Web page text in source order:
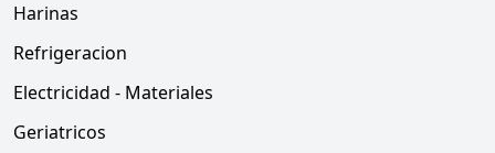
Harinas
Refrigeracion
Electricidad - Materiales
Geriatricos